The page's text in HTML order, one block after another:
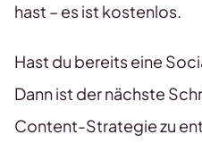
hast – es ist kostenlos.
Hast du bereits eine
Dann ist der nächste
Content-Strategie zu